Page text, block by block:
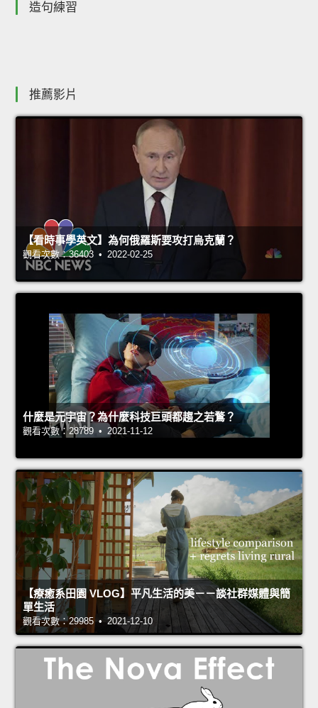
造句練習
推薦影片
【看時事學英文】為何俄羅斯要攻打烏克蘭？
觀看次數：36403 • 2022-02-25
什麼是元宇宙？為什麼科技巨頭都趨之若鶩？
觀看次數：28789 • 2021-11-12
【療癒系田園 VLOG】平凡生活的美－－談社群媒體與簡
單生活
觀看次數：29985 • 2021-12-10